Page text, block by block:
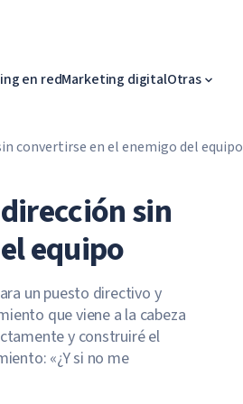
en redMarketing digitalOtras
convertirse en el enemigo del equipo
sin
equipo
un puesto directivo y
que viene a la cabeza
y construiré el
«¿Y si no me